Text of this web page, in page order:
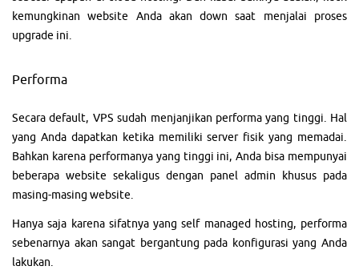
kemungkinan website Anda akan down saat menjalai proses
upgrade ini.
Performa
Secara default, VPS sudah menjanjikan performa yang tinggi. Hal
yang Anda dapatkan ketika memiliki server fisik yang memadai.
Bahkan karena performanya yang tinggi ini, Anda bisa mempunyai
beberapa website sekaligus dengan panel admin khusus pada
masing-masing website.
Hanya saja karena sifatnya yang self managed hosting, performa
sebenarnya akan sangat bergantung pada konfigurasi yang Anda
lakukan.